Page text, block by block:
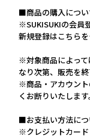
■商品の購入につい
※SUKISUKIの会員
新規登録はこちら
※対象商品によって
なり次第、販売を終
※商品・アカウン
くお断りいたします。
■お支払い方法につ
※クレジットカード